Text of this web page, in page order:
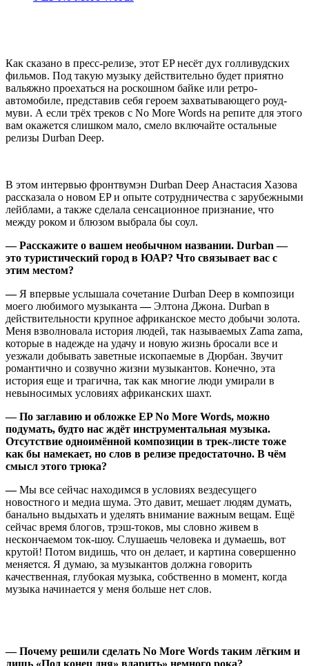
Как сказано в пресс-релизе, этот EP несёт дух голливудских
фильмов. Под такую музыку действительно будет приятно
вальяжно проехаться на роскошном байке или ретро-
автомобиле, представив себя героем захватывающего роуд-
муви. А если трёх треков с No More Words на репите для этого
вам окажется слишком мало, смело включайте остальные
релизы Durban Deep.
В этом интервью фронтвумэн Durban Deep Анастасия Хазова
рассказала о новом EP и опыте сотрудничества с зарубежными
лейблами, а также сделала сенсационное признание, что
между роком и блюзом выбрала бы соул.
— Расскажите о вашем необычном названии. Durban —
это туристический город в ЮАР? Что связывает вас с
этим местом?
— Я впервые услышала сочетание Durban Deep в композици
моего любимого музыканта—Элтона Джона. Durban в
действительности крупное африканское место добычи золота.
Меня взволновала история людей, так называемых Zama zama,
которые в надежде на удачу и новую жизнь бросали все и
уезжали добывать заветные ископаемые в Дюрбан. Звучит
романтично и созвучно жизни музыкантов. Конечно, эта
история еще и трагична, так как многие люди умирали в
невыносимых условиях африканских шахт.
— По заглавию и обложке EP No More Words, можно
подумать, будто нас ждёт инструментальная музыка.
Отсутствие одноимённой композиции в трек-листе тоже
как бы намекает, но слов в релизе предостаточно. В чём
смысл этого трюка?
—Мы все сейчас находимся в условиях вездесущего
новостного и медиа шума. Это давит, мешает людям думать,
банально выдыхать и уделять внимание важным вещам. Ещё
сейчас время блогов, трэш-токов, мы словно живем в
нескончаемом ток-шоу. Слушаешь человека и думаешь, вот
крутой! Потом видишь, что он делает, и картина совершенно
меняется. Я думаю, за музыкантов должна говорить
качественная, глубокая музыка, собственно в момент, когда
музыка начинается у меня больше нет слов.
— Почему решили сделать No More Words таким лёгким и
лишь «Под конец дня» вдарить» немного рока?